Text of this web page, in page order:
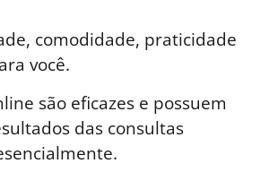
comodidade, praticidade
você.
são eficazes e possuem
das consultas